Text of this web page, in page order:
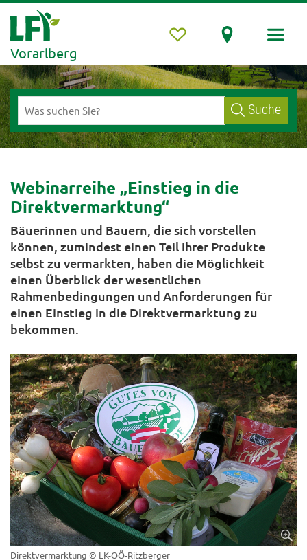
Vorarlberg
Suche
Webinarreihe „Einstieg in die
Direktvermarktung“
Bäuerinnen und Bauern, die sich vorstellen
können, zumindest einen Teil ihrer Produkte
selbst zu vermarkten, haben die Möglichkeit
einen Überblick der wesentlichen
Rahmenbedingungen und Anforderungen für
einen Einstieg in die Direktvermarktung zu
bekommen.
Direktvermarktung © LK-OÖ-Ritzberger